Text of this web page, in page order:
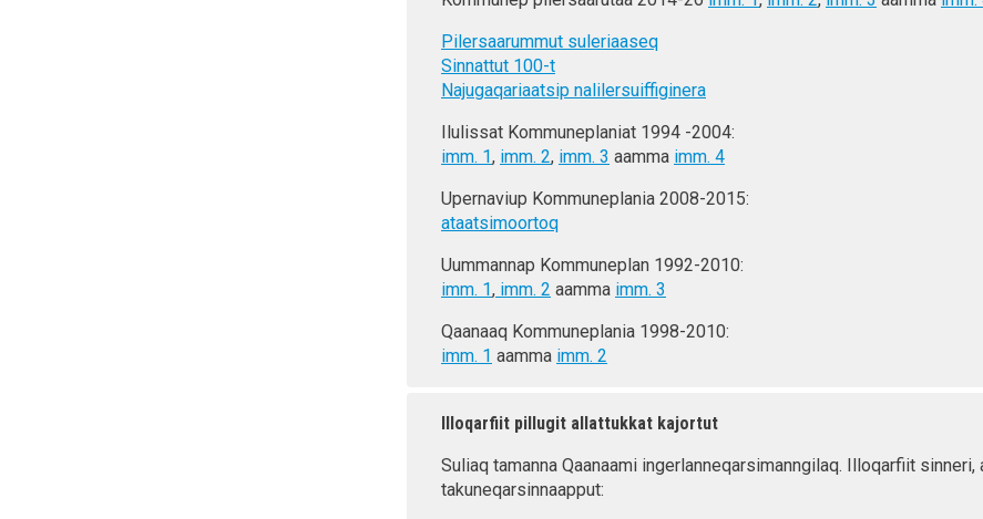
Pilersaarummut suleriaaseq
Sinnattut 100-t
Najugaqariaatsip nalilersuiffiginera
Ilulissat Kommuneplaniat 1994 -2004:
imm. 1, imm. 2, imm. 3 aamma imm. 4
Upernaviup Kommuneplania 2008-2015:
ataatsimoortoq
Uummannap Kommuneplan 1992-2010:
imm. 1, imm. 2 aamma imm. 3
Qaanaaq Kommuneplania 1998-2010:
imm. 1 aamma imm. 2
Illoqarfiit pillugit allattukkat kajortut
Suliaq tamanna Qaanaami ingerlanneqarsimanngilaq. Illoqarfiit
takuneqarsinnaapput: